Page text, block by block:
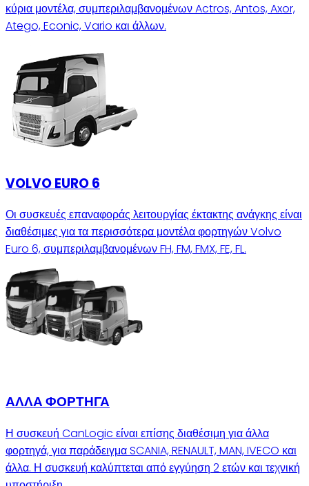
κύρια μοντέλα, συμπεριλαμβανομένων Actros, Antos, Axor,
Atego, Econic, Vario και άλλων.
VOLVO EURO 6
Οι συσκευές επαναφοράς λειτουργίας έκτακτης ανάγκης είναι
διαθέσιμες για τα περισσότερα μοντέλα φορτηγών Volvo
Euro 6, συμπεριλαμβανομένων FH, FM, FMX, FE, FL.
ΑΛΛΑ ΦΟΡΤΗΓΑ
Η συσκευή CanLogic είναι επίσης διαθέσιμη για άλλα
φορτηγά, για παράδειγμα SCANIA, RENAULT, MAN, IVECO και
άλλα. Η συσκευή καλύπτεται από εγγύηση 2 ετών και τεχνική